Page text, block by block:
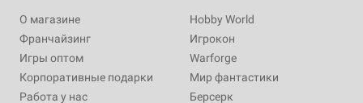
О магазине
Франчайзинг
Игры оптом
Корпоративные подарки
Работа у нас
Hobby World
Игрокон
Warforge
Мир фантастики
Берсерк